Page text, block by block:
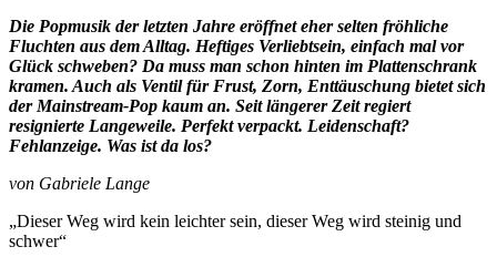
Die Popmusik der letzten Jahre eröffnet eher selten fröhliche
Fluchten aus dem Alltag. Heftiges Verliebtsein, einfach mal vor
Glück schweben? Da muss man schon hinten im Plattenschrank
kramen. Auch als Ventil für Frust, Zorn, Enttäuschung bietet sich
der Mainstream-Pop kaum an. Seit längerer Zeit regiert
resignierte Langeweile. Perfekt verpackt. Leidenschaft?
Fehlanzeige. Was ist da los?
von Gabriele Lange
„Dieser Weg wird kein leichter sein, dieser Weg wird steinig und
schwer“